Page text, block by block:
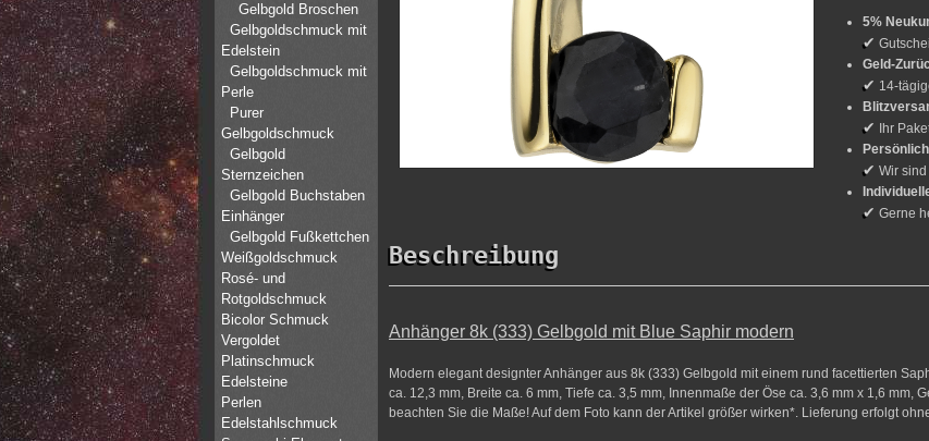
5%
✔
Geld-
✔ 14-
✔
Ihr
✔ Wir
✔ Gerne
Beschreibung
Anhänger 8k (333) Gelbgold mit Blue Saphir modern
Modern elegant designter Anhänger aus 8k (333) Gelbgold mit einem rund facettierten
ca. 12,3 mm, Breite ca. 6 mm, Tiefe ca. 3,5 mm, Innenmaße der Öse ca. 3,6 mm x 1,6 mm,
beachten Sie die Maße! Auf dem Foto kann der Artikel größer wirken*. Lieferung erfolgt
Gelbgold Broschen
Gelbgoldschmuck mit
Edelstein
Gelbgoldschmuck mit
Perle
Purer
Gelbgoldschmuck
Gelbgold
Sternzeichen
Gelbgold Buchstaben
Einhänger
Gelbgold Fußkettchen
Weißgoldschmuck
Rosé- und
Rotgoldschmuck
Bicolor Schmuck
Vergoldet
Platinschmuck
Edelsteine
Perlen
Edelstahlschmuck